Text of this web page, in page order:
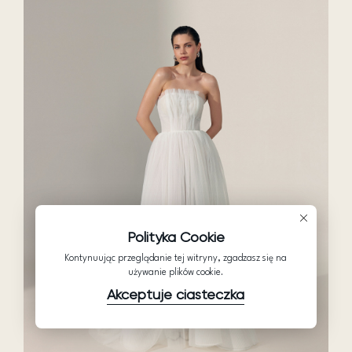
Polityka Cookie
Kontynuując przeglądanie tej witryny, zgadzasz się na
używanie plików cookie.
Akceptuje ciasteczka